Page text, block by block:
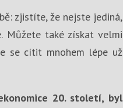
zjistíte, že nejste jediná,
Můžete také získat velmi
se cítit mnohem lépe už
20. století, byl